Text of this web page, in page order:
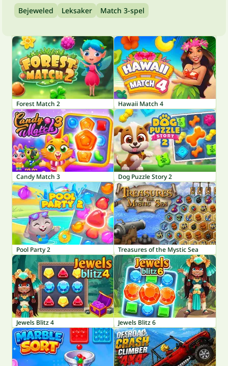
Bejeweled Leksaker Match 3-spel
Forest Match 2 Hawaii Match 4
Candy Match 3 Dog Puzzle Story 2
Pool Party 2 Treasures of the Mystic Sea
Jewels Blitz 4 Jewels Blitz 6